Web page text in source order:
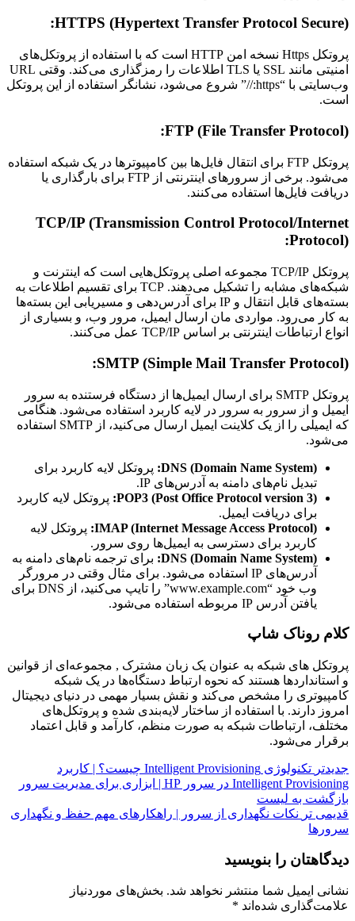
HTTPS (Hypertext Transfer Protocol Secure):
پروتکل Https نسخه امن HTTP است که با استفاده از پروتکل‌های
امنیتی مانند SSL یا TLS اطلاعات را رمزگذاری می‌کند. وقتی URL
وب‌سایتی با “https://” شروع می‌شود، نشانگر استفاده از این پروتکل
است.
FTP (File Transfer Protocol):
پروتکل FTP برای انتقال فایل‌ها بین کامپیوترها در یک شبکه استفاده
می‌شود. برخی از سرورهای اینترنتی از FTP برای بارگذاری یا
دریافت فایل‌ها استفاده می‌کنند.
TCP/IP (Transmission Control Protocol/Internet
Protocol):
پروتکل TCP/IP مجموعه اصلی پروتکل‌هایی است که اینترنت و
شبکه‌های مشابه را تشکیل می‌دهند. TCP برای تقسیم اطلاعات به
بسته‌های قابل انتقال و IP برای آدرس‌دهی و مسیریابی این بسته‌ها
به کار می‌رود. مواردی مان ارسال ایمیل، مرور وب، و بسیاری از
انواع ارتباطات اینترنتی بر اساس TCP/IP عمل می‌کنند.
SMTP (Simple Mail Transfer Protocol):
پروتکل SMTP برای ارسال ایمیل‌ها از دستگاه فرستنده به سرور
ایمیل و از سرور به سرور در لایه کاربرد استفاده می‌شود. هنگامی
که ایمیلی را از یک کلاینت ایمیل ارسال می‌کنید، از SMTP استفاده
می‌شود.
DNS (Domain Name System): پروتکل لایه کاربرد برای
تبدیل نام‌های دامنه به آدرس‌های IP.
POP3 (Post Office Protocol version 3): پروتکل لایه کاربرد
برای دریافت ایمیل.
IMAP (Internet Message Access Protocol): پروتکل لایه
کاربرد برای دسترسی به ایمیل‌ها روی سرور.
DNS (Domain Name System): برای ترجمه نام‌های دامنه به
آدرس‌های IP استفاده می‌شود. برای مثال وقتی در مرورگر
وب خود “www.example.com” را تایپ می‌کنید، از DNS برای
یافتن آدرس IP مربوطه استفاده می‌شود.
کلام روناک شاپ
پروتکل های شبکه به عنوان یک زبان مشترک , مجموعه‌ای از قوانین
و استانداردها هستند که نحوه ارتباط دستگاه‌ها در یک شبکه
کامپیوتری را مشخص می‌کند و نقش بسیار مهمی در دنیای دیجیتال
امروز دارند. با استفاده از ساختار لایه‌بندی شده و پروتکل‌های
مختلف، ارتباطات شبکه به صورت منظم، کارآمد و قابل اعتماد
برقرار می‌شود.
جدیدتر
تکنولوژی Intelligent Provisioning چیست؟ | کاربرد
Intelligent Provisioning در سرور HP | ابزاری برای مدیریت سرور
بازگشت به لیست
قدیمی تر نکات نگهداری از سرور | راهکارهای مهم حفظ و نگهداری
سرورها
دیدگاهتان را بنویسید
نشانی ایمیل شما منتشر نخواهد شد. بخش‌های موردنیاز
علامت‌گذاری شده‌اند *